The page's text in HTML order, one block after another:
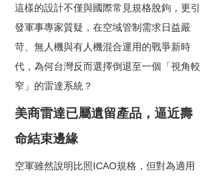
這樣的設計不僅與國際常見規格脫鉤，更引
發軍事專家質疑，在空域管制需求日益嚴
苛、無人機與有人機混合運用的戰爭新時
代，為何台灣反而選擇倒退至一個「視角較
窄 」的雷達系統？
美商雷達已屬遺留產品，逼近壽
命結束邊緣
空軍雖然說明比照ICAO規格，但對為適用